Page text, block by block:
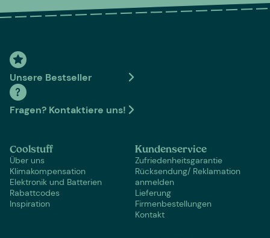
Unsere Bestseller
Fragen? Kontaktiere uns!
Coolstuff
Über uns
Klimakompensation
Elektronik und Batterien
Rabattcodes
Inspiration
Kundenservice
Zufriedenheitsgarantie
Rücksendung/ Reklamation
anmelden
Lieferung
Firmenbestellungen
Kontakt